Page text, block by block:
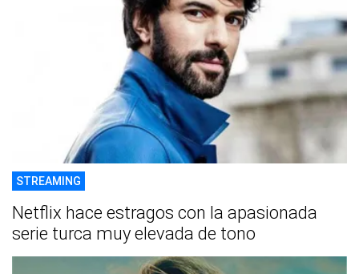
STREAMING
Netflix hace estragos con la apasionada
serie turca muy elevada de tono